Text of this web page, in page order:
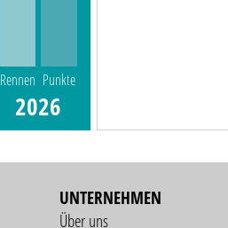
Rennen Punkte
2026
UNTERNEHMEN
Über uns